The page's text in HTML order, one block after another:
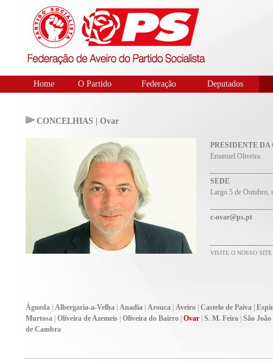
Home O Partido Federação Deputados
CONCELHIAS | Ovar
PRESIDENTE
Emanuel Oliveira
SEDE
Largo 5 de Outubro,
c-ovar@ps.pt
VISITE O NOSSO SITE
Águeda| Albergaria-a-Velha| Anadia| Arouca| Aveiro| Castelo de Paiva|
Murtosa| Oliveira de Azemeis| Oliveira do Bairro| Ovar| S. M. Feira| São
de Cambra